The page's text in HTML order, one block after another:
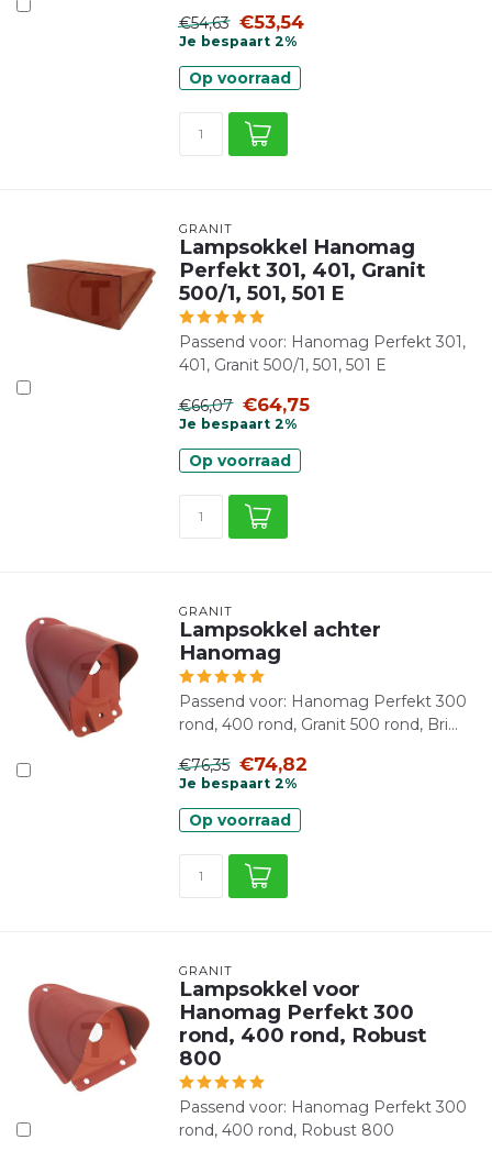
€54,63 €53,54
Je bespaart 2%
Op voorraad
GRANIT
Lampsokkel Hanomag
Perfekt 301, 401, Granit
500/1, 501, 501 E
Passend voor: Hanomag Perfekt 301,
401, Granit 500/1, 501, 501 E
€66,07 €64,75
Je bespaart 2%
Op voorraad
GRANIT
Lampsokkel achter
Hanomag
Passend voor: Hanomag Perfekt 300
rond, 400 rond, Granit 500 rond, Bri...
€76,35 €74,82
Je bespaart 2%
Op voorraad
GRANIT
Lampsokkel voor
Hanomag Perfekt 300
rond, 400 rond, Robust
800
Passend voor: Hanomag Perfekt 300
rond, 400 rond, Robust 800